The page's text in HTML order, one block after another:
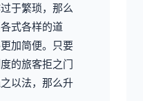
于繁琐，那么
式各样的道
加简便。只要
的旅客拒之门
以法，那么升